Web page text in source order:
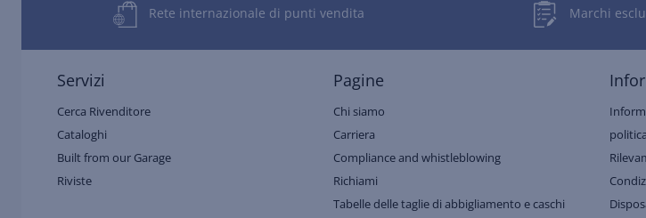
Rete internazionale di punti vendita Marchi
Servizi
Cerca Rivenditore
Cataloghi
Built from our Garage
Riviste
Pagine
Chi siamo
Carriera
Compliance and whistleblowing
Richiami
Tabelle delle taglie di abbigliamento e caschi